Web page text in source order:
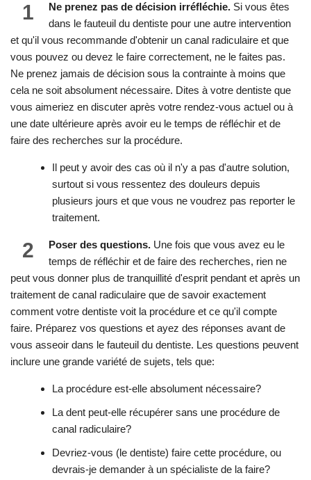
1 Ne prenez pas de décision irréfléchie. Si vous êtes
dans le fauteuil du dentiste pour une autre intervention
et qu'il vous recommande d'obtenir un canal radiculaire et que
vous pouvez ou devez le faire correctement, ne le faites pas.
Ne prenez jamais de décision sous la contrainte à moins que
cela ne soit absolument nécessaire. Dites à votre dentiste que
vous aimeriez en discuter après votre rendez-vous actuel ou à
une date ultérieure après avoir eu le temps de réfléchir et de
faire des recherches sur la procédure.
Il peut y avoir des cas où il n'y a pas d'autre solution,
surtout si vous ressentez des douleurs depuis
plusieurs jours et que vous ne voudrez pas reporter le
traitement.
2 Poser des questions. Une fois que vous avez eu le
temps de réfléchir et de faire des recherches, rien ne
peut vous donner plus de tranquillité d'esprit pendant et après un
traitement de canal radiculaire que de savoir exactement
comment votre dentiste voit la procédure et ce qu'il compte
faire. Préparez vos questions et ayez des réponses avant de
vous asseoir dans le fauteuil du dentiste. Les questions peuvent
inclure une grande variété de sujets, tels que:
La procédure est-elle absolument nécessaire?
La dent peut-elle récupérer sans une procédure de
canal radiculaire?
Devriez-vous (le dentiste) faire cette procédure, ou
devrais-je demander à un spécialiste de la faire?